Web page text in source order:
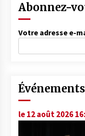
Abonnez-
Votre adresse e-
Événements
le 12 août 2026